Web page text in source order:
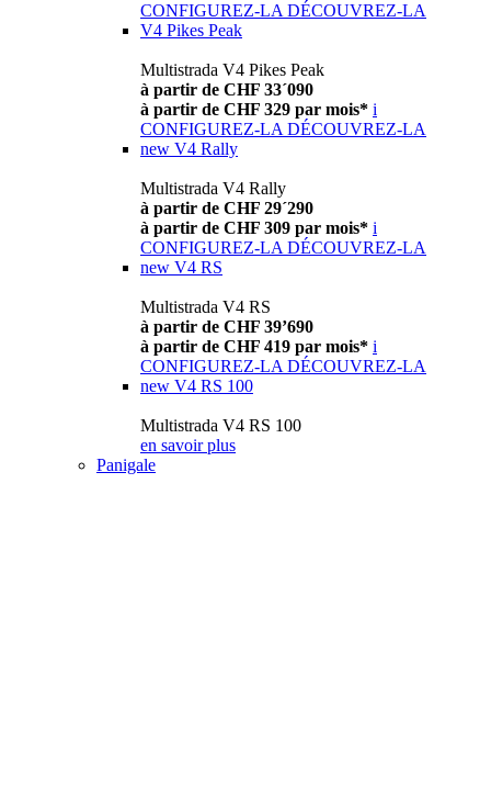
CONFIGUREZ-LA DÉCOUVREZ-LA
V4 Pikes Peak
Multistrada V4 Pikes Peak
à partir de CHF 33´090
à partir de CHF 329 par mois* i
CONFIGUREZ-LA DÉCOUVREZ-LA
new V4 Rally
Multistrada V4 Rally
à partir de CHF 29´290
à partir de CHF 309 par mois* i
CONFIGUREZ-LA DÉCOUVREZ-LA
new V4 RS
Multistrada V4 RS
à partir de CHF 39’690
à partir de CHF 419 par mois* i
CONFIGUREZ-LA DÉCOUVREZ-LA
new V4 RS 100
Multistrada V4 RS 100
en savoir plus
Panigale